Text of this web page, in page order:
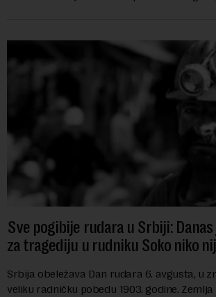
Sve pogibije rudara u Srbiji:
za tragediju u rudniku Soko niko
Srbija obeležava Dan rudara 6. avgusta, u
veliku radničku pobedu 1903. godine.